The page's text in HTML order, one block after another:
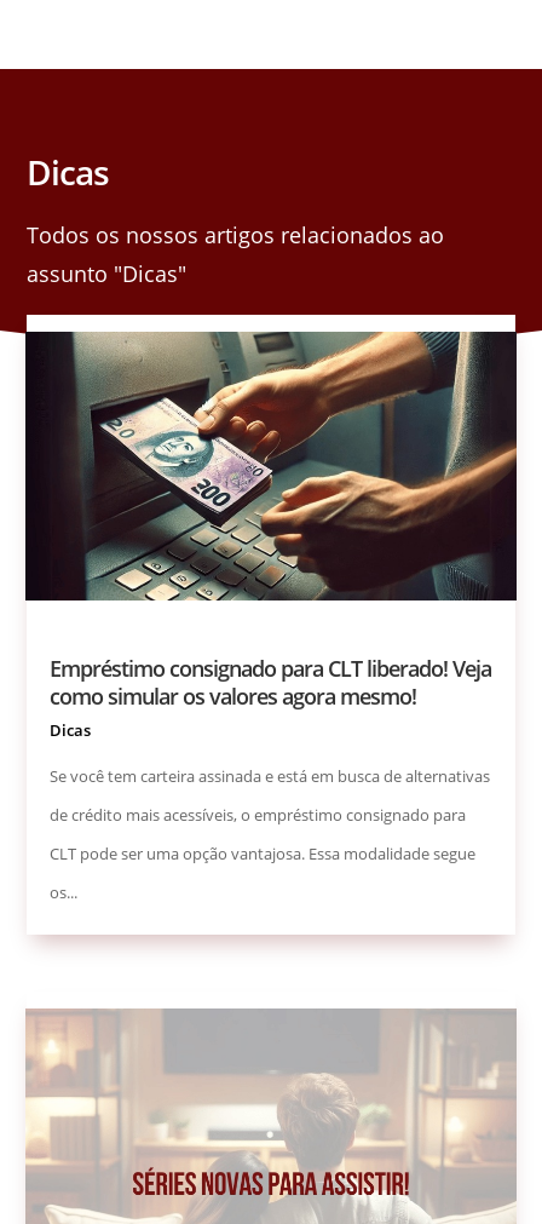
Dicas
Todos os nossos artigos relacionados ao
assunto "Dicas"
Empréstimo consignado para CLT liberado! Veja
como simular os valores agora mesmo!
Dicas
Se você tem carteira assinada e está em busca de alternativas
de crédito mais acessíveis, o empréstimo consignado para
CLT pode ser uma opção vantajosa. Essa modalidade segue
os...